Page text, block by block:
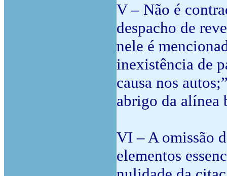
V – Não é
despacho de
nele é
inexistência de
causa nos
abrigo da alínea
VI – A omissão
elementos